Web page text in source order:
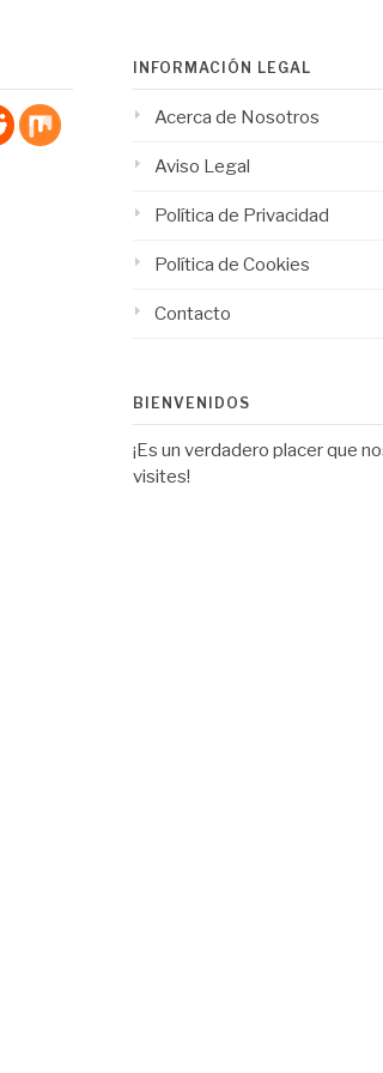
INFORMACIÓN LEGAL
Acerca de Nosotros
Aviso Legal
Política de Privacidad
Política de Cookies
Contacto
BIENVENIDOS
¡Es un verdadero placer que
visites!